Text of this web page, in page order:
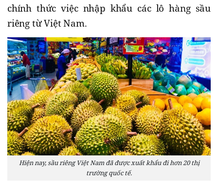
chính thức việc nhập khẩu các lô hàng sầu
riêng từ Việt Nam.
Hiện nay, sầu riêng Việt Nam đã được xuất khẩu đi hơn 20 thị
trường quốc tế.